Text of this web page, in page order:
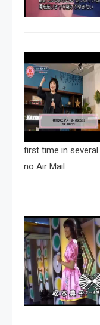
first time in
no Air Mail